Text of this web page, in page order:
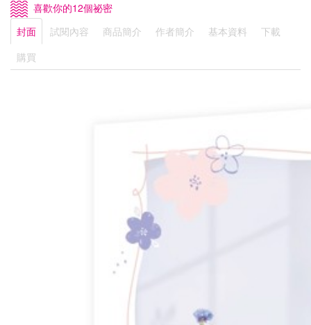
喜歡你的12個祕密
封面
試閱內容 商品簡介 作者簡介 基本資料
下載
購買